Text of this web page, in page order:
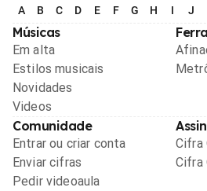
A B C D E F G H I J
Músicas
Em alta
Estilos musicais
Novidades
Videos
Comunidade
Entrar ou criar conta
Enviar cifras
Pedir videoaula
Cifra
Cifra